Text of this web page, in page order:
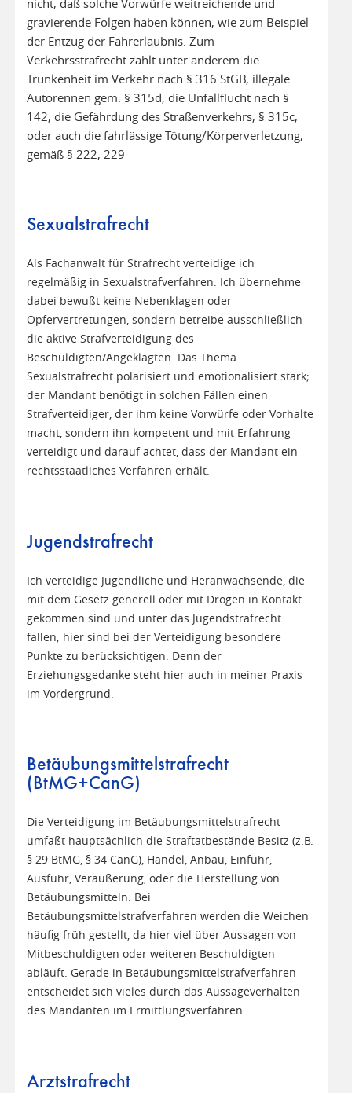
gravierende Folgen haben können, wie zum Beispiel
der Entzug der Fahrerlaubnis. Zum
Verkehrsstrafrecht zählt unter anderem die
Trunkenheit im Verkehr nach § 316 StGB, illegale
Autorennen gem. § 315d, die Unfallflucht nach §
142, die Gefährdung des Straßenverkehrs, § 315c,
oder auch die fahrlässige Tötung/Körperverletzung,
gemäß § 222, 229
Sexualstrafrecht
Als Fachanwalt für Strafrecht verteidige ich
regelmäßig in Sexualstrafverfahren. Ich übernehme
dabei bewußt keine Nebenklagen oder
Opfervertretungen, sondern betreibe ausschließlich
die aktive Strafverteidigung des
Beschuldigten/Angeklagten. Das Thema
Sexualstrafrecht polarisiert und emotionalisiert stark;
der Mandant benötigt in solchen Fällen einen
Strafverteidiger, der ihm keine Vorwürfe oder Vorhalte
macht, sondern ihn kompetent und mit Erfahrung
verteidigt und darauf achtet, dass der Mandant ein
rechtsstaatliches Verfahren erhält.
Jugendstrafrecht
Ich verteidige Jugendliche und Heranwachsende, die
mit dem Gesetz generell oder mit Drogen in Kontakt
gekommen sind und unter das Jugendstrafrecht
fallen; hier sind bei der Verteidigung besondere
Punkte zu berücksichtigen. Denn der
Erziehungsgedanke steht hier auch in meiner Praxis
im Vordergrund.
Betäubungsmittelstrafrecht
(BtMG+CanG)
Die Verteidigung im Betäubungsmittelstrafrecht
umfaßt hauptsächlich die Straftatbestände Besitz (z.B.
§ 29 BtMG, § 34 CanG), Handel, Anbau, Einfuhr,
Ausfuhr, Veräußerung, oder die Herstellung von
Betäubungsmitteln. Bei
Betäubungsmittelstrafverfahren werden die Weichen
häufig früh gestellt, da hier viel über Aussagen von
Mitbeschuldigten oder weiteren Beschuldigten
abläuft. Gerade in Betäubungsmittelstrafverfahren
entscheidet sich vieles durch das Aussageverhalten
des Mandanten im Ermittlungsverfahren.
Arztstrafrecht